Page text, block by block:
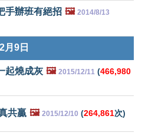
手辦班有絕招 🖼️ 2014/8/13
月9日
起燒成灰 🖼️ 2015/12/11 (466,980
共贏 🖼️ 2015/12/10 (264,861次)